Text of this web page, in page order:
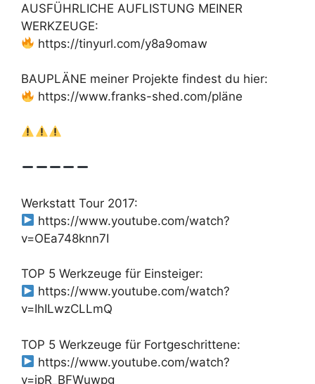
AUSFÜHRLICHE AUFLISTUNG MEINER
WERKZEUGE:
https://tinyurl.com/y8a9omaw
BAUPLÄNE meiner Projekte findest du hier:
https://www.franks-shed.com/pläne
Werkstatt Tour 2017:
https://www.youtube.com/watch?
v=OEa748knn7I
TOP 5 Werkzeuge für Einsteiger:
https://www.youtube.com/watch?
v=IhILwzCLLmQ
TOP 5 Werkzeuge für Fortgeschrittene:
https://www.youtube.com/watch?
v=ipR_BFWuwpg